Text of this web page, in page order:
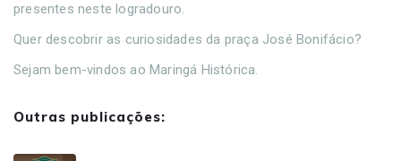
presentes neste logradouro.
Quer descobrir as curiosidades da praça José Bonifácio?
Sejam bem-vindos ao Maringá Histórica.
Outras publicações: